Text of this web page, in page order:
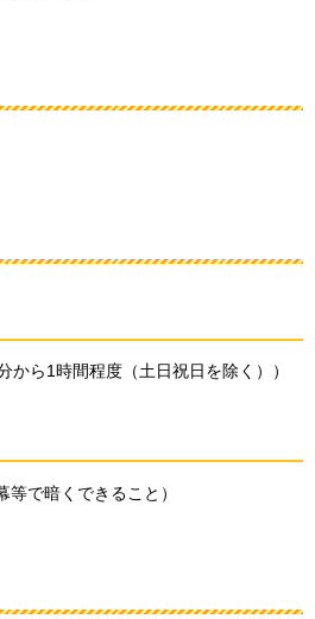
から1時間程度（土日祝日を除く））
で暗くできること）